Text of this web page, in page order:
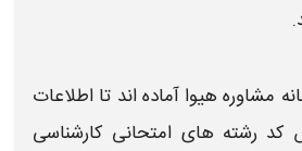
مشاوره هیوا آماده اند تا اطلاعات
کد رشته های امتحانی کارشناسی